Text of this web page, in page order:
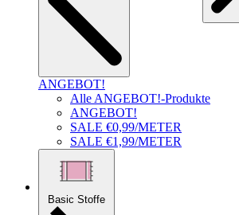
ANGEBOT!
Alle ANGEBOT!-Produkte
ANGEBOT!
SALE €0,99/METER
SALE €1,99/METER
Basic Stoffe